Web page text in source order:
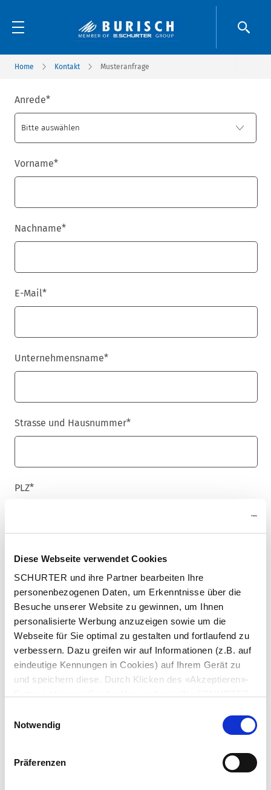
Diese Webseite verwendet Cookies
SCHURTER und ihre Partner bearbeiten Ihre
personenbezogenen Daten, um Erkenntnisse über die
Besuche unserer Website zu gewinnen, um Ihnen
personalisierte Werbung anzuzeigen sowie um die
Webseite für Sie optimal zu gestalten und fortlaufend zu
verbessern. Dazu greifen wir auf Informationen (z.B. auf
eindeutige Kennungen in Cookies) auf Ihrem Gerät zu
und speichern diese. Durch Klicken des «Akzeptieren»-
Ihre Einstellungen jederzeit ändern, indem Sie auf
Einstellungen werden unseren Partnern gemeldet und
haben keinen Einfluss auf die Browserdaten. Weitere
Notwendig
Präferenzen
Home Kontakt Musteranfrage
Anrede*
Vorname*
Nachname*
E-Mail*
Unternehmensname*
Strasse und Hausnummer*
PLZ*
Stadt *
Land*
Telefonnummer*